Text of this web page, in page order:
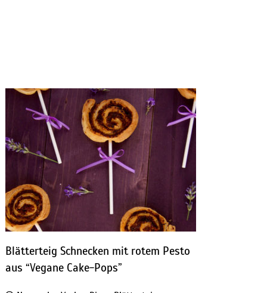
Blätterteig Schnecken mit rotem Pesto
aus “Vegane Cake-Pops”